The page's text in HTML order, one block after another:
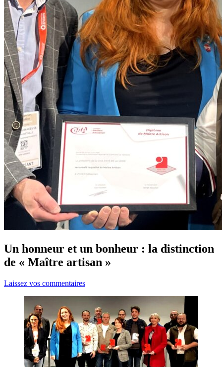
Un honneur et un bonheur : la distinction
de « Maître artisan »
Laissez vos commentaires